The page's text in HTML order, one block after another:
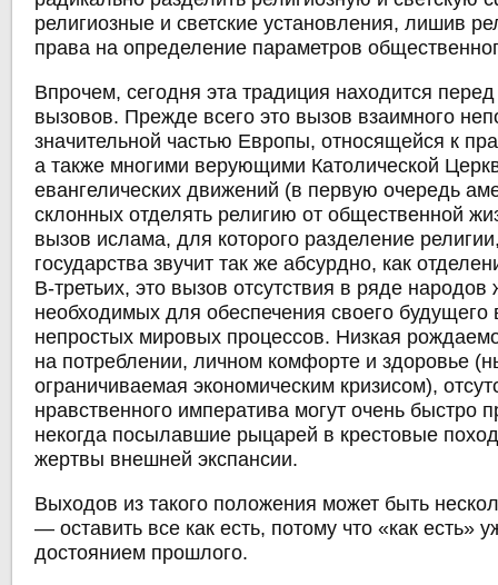
религиозные и светские установления, лишив
права на определение параметров
Впрочем, сегодня эта традиция находится
вызовов. Прежде всего это вызов взаимного
значительной частью Европы, относящейся к
а также многими верующими Католической
евангелических движений (в первую очередь
склонных отделять религию от общественной
вызов ислама, для которого разделение
государства звучит так же абсурдно, как
В-третьих, это вызов отсутствия в ряде
необходимых для обеспечения своего будущего
непростых мировых процессов. Низкая
на потреблении, личном комфорте и здоровье
ограничиваемая экономическим кризисом),
нравственного императива могут очень быстро
некогда посылавшие рыцарей в крестовые
жертвы внешней экспансии.
Выходов из такого положения может быть
— оставить все как есть, потому что «как есть»
достоянием прошлого.